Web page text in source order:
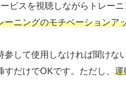
ビスを視聴しながらトレー
ーニングのモチベーションア
参して使用しなければ聞け
だけでOKです。ただし、 運